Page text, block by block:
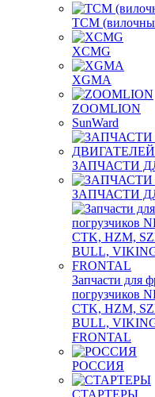
TCM
XCMG
XGMA
ZOOMLION
SunWard
ЗАПЧАСТИ
ЗАПЧАСТИ
Запчасти для
погрузчиков
CTK, HZM,
BULL,
FRONTAL
РОССИЯ
СТАРТЕРЫ